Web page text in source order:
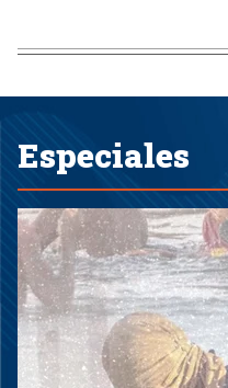
Especiales